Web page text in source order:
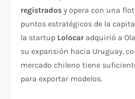
registrados y opera con una
puntos estratégicos de la
la startup Lolocaradquirió a
su expansión hacia Uruguay,
mercado chileno tiene
para exportar modelos.